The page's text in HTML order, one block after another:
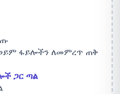
ፋይሎችን ለመምረጥ ጠቅ
ጋር ጣል